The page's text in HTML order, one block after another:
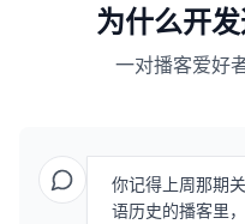
为什么开
一对播客爱好
你记得上周那期
语历史的播客里